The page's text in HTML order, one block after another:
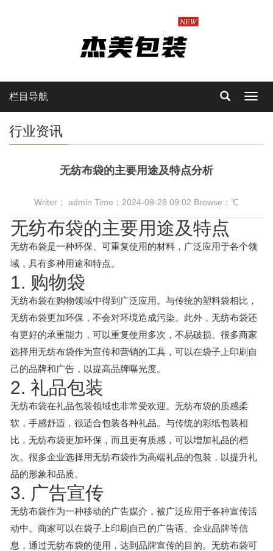
栏目导航
行业资讯
无纺布袋的主要用途及特点分析
Writer： admin Time：2024-09-28 09:02 Browse： ℃
无纺布袋的主要用途及特点
无纺布袋是一种环保、可重复使用的材料，广泛应用于各个领
域，具有多种用途和特点。
1. 购物袋
无纺布袋在购物领域中得到广泛应用。与传统的塑料袋相比，
无纺布袋更加环保，不会对环境造成污染。此外，无纺布袋还
有更好的承重能力，可以重复使用多次，不易破损。很多商家
选择用无纺布袋作为宣传和营销的工具，可以在袋子上印刷自
己的品牌和广告，以提高品牌曝光度。
2. 礼品包装
无纺布袋在礼品包装领域也非常受欢迎。无纺布袋的质感柔
软，手感舒适，很适合包装各种礼品。与传统的彩纸包装相
比，无纺布袋更加环保，而且更有质感，可以增加礼品的档
次。很多企业选择用无纺布袋作为高端礼品的包装，以提升礼
品的形象和品质。
3. 广告宣传
无纺布袋作为一种移动的广告媒介，被广泛应用于各种宣传活
动中。商家可以在袋子上印刷自己的广告语、企业品牌等信
息，通过无纺布袋的使用，达到品牌宣传的目的。无纺布袋可